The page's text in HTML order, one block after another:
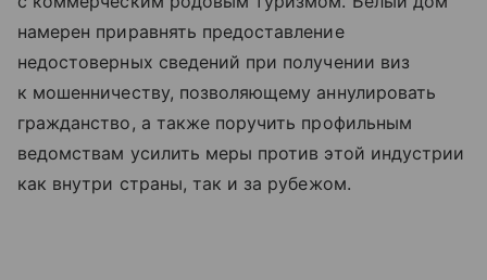
намерен приравнять предоставление
недостоверных сведений при получении виз
к мошенничеству, позволяющему аннулировать
гражданство, а также поручить профильным
ведомствам усилить меры против этой индустрии
как внутри страны, так и за рубежом.